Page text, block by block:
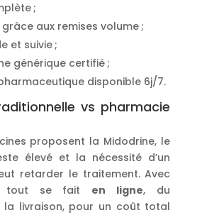
;
aux remises volume ;
et suivie ;
générique certifié ;
disponible 6j/7.
vs pharmacie
proposent la Midodrine, le
élevé et la nécessité d’un
retarder le traitement. Avec
tout se fait en ligne, du
la livraison, pour un coût total